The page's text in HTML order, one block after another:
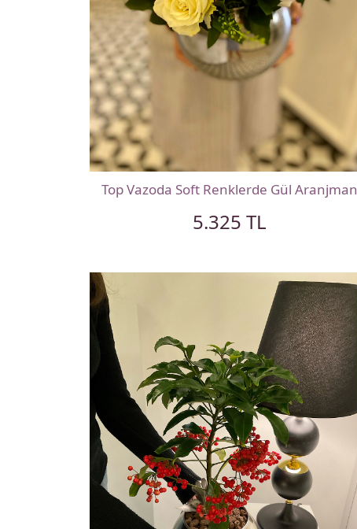
Top Vazoda Soft Renklerde Gül Aranjman
5.325 TL